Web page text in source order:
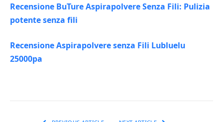
Recensione BuTure Aspirapolvere Senza Fili: Pulizia
potente senza fili
Recensione Aspirapolvere senza Fili Lubluelu
25000pa